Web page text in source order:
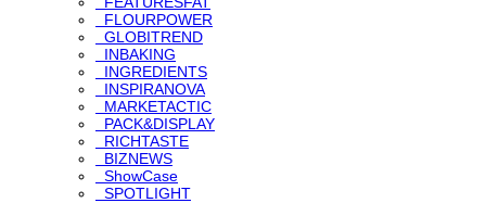
FLOURPOWER
GLOBITREND
INBAKING
INGREDIENTS
INSPIRANOVA
MARKETACTIC
PACK&DISPLAY
RICHTASTE
BIZNEWS
ShowCase
SPOTLIGHT